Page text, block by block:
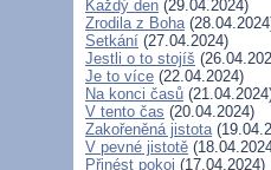
Každý den (29.04.2024)
Zrodila z Boha
Setkání (27.04.2024)
Jestli o to stojíš
Je to více (22.04.2024)
Na konci časů
V tento čas (20.04.2024)
Zakořeněná jistota
V pevné jistotě
Přinést pokoj (17.04.2024)